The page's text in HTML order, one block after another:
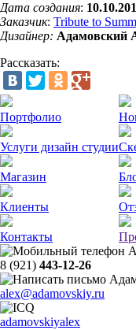
Дата создания:
Заказчик: Tribute to
Дизайнер: Адамовский
Рассказать:
Портфолио
Услуги дизайн студии
Магазин
Клиенты
Контакты
8 (921) 443-12-26
alex@adamovskiy.ru
adamovskiyalex